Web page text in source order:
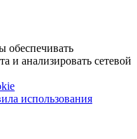
обеспечивать
и анализировать сетевой
использования